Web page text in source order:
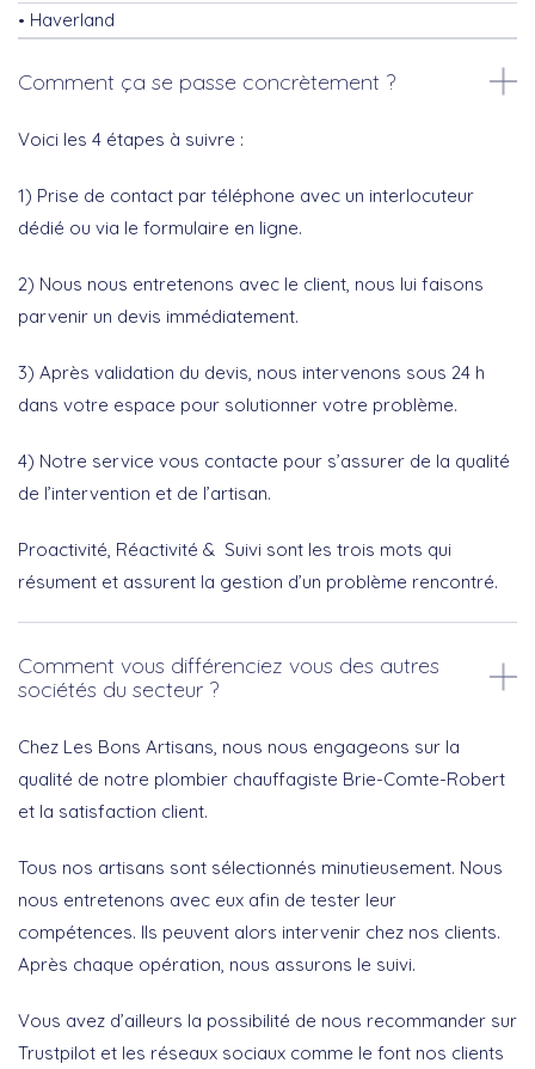
Haverland
Comment ça se passe concrètement ?
Voici les 4 étapes à suivre :
1) Prise de contact par téléphone avec un interlocuteur
dédié ou via le formulaire en ligne.
2) Nous nous entretenons avec le client, nous lui faisons
parvenir un devis immédiatement.
3) Après validation du devis, nous intervenons sous 24 h
dans votre espace pour solutionner votre problème.
4) Notre service vous contacte pour s’assurer de la qualité
de l’intervention et de l’artisan.
Proactivité, Réactivité & Suivi sont les trois mots qui
résument et assurent la gestion d’un problème rencontré.
Comment vous différenciez vous des autres
sociétés du secteur ?
Chez Les Bons Artisans, nous nous engageons sur la
qualité de notre plombier chauffagiste Brie-Comte-Robert
et la satisfaction client.
Tous nos artisans sont sélectionnés minutieusement. Nous
nous entretenons avec eux afin de tester leur
compétences. Ils peuvent alors intervenir chez nos clients.
Après chaque opération, nous assurons le suivi.
Vous avez d’ailleurs la possibilité de nous recommander sur
Trustpilot et les réseaux sociaux comme le font nos clients